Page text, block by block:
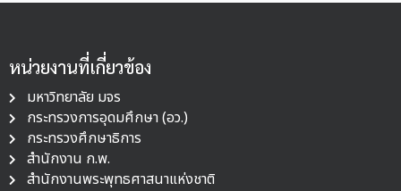
หน่วยงานที่เกี่ยวข้อง
มหาวิทยาลัย มจร
กระทรวงการอุดมศึกษา (อว.)
กระทรวงศึกษาธิการ
สำนักงาน ก.พ.
สำนักงานพระพุทธศาสนาแห่งชาติ